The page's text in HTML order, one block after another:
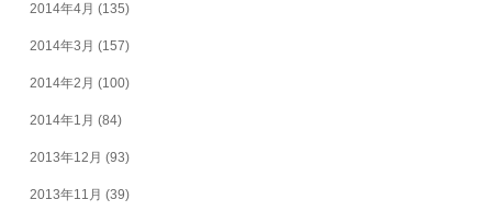
2014年4月 (135)
2014年3月 (157)
2014年2月 (100)
2014年1月 (84)
2013年12月 (93)
2013年11月 (39)